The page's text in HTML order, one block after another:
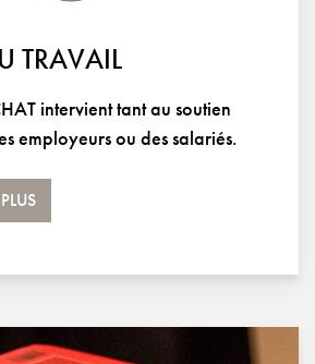
TRAVAIL
intervient tant au soutien
employeurs ou des salariés.